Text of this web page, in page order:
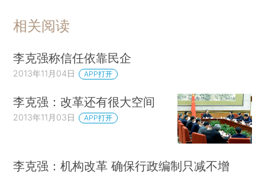
相关阅读
李克强称信任依靠民企
2013年11月04日 APP打开
李克强：改革还有很大空间
2013年11月03日 APP打开
李克强：机构改革 确保行政编制只减不增